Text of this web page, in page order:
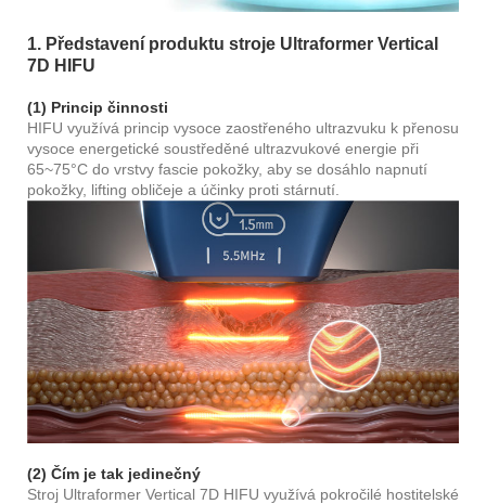
1. Představení produktu stroje Ultraformer Vertical
7D HIFU
(1) Princip činnosti
HIFU využívá princip vysoce zaostřeného ultrazvuku k přenosu
vysoce energetické soustředěné ultrazvukové energie při
65~75°C do vrstvy fascie pokožky, aby se dosáhlo napnutí
pokožky, lifting obličeje a účinky proti stárnutí.
(2) Čím je tak jedinečný
Stroj Ultraformer Vertical 7D HIFU využívá pokročilé hostitelské